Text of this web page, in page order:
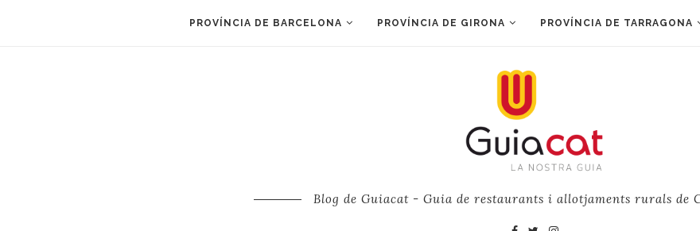
PROVÍNCIA DE BARCELONA PROVÍNCIA DE GIRONA PROVÍNCIA DE TARRAGONA
Blog de Guiacat - Guia de restaurants i allotjaments rurals de